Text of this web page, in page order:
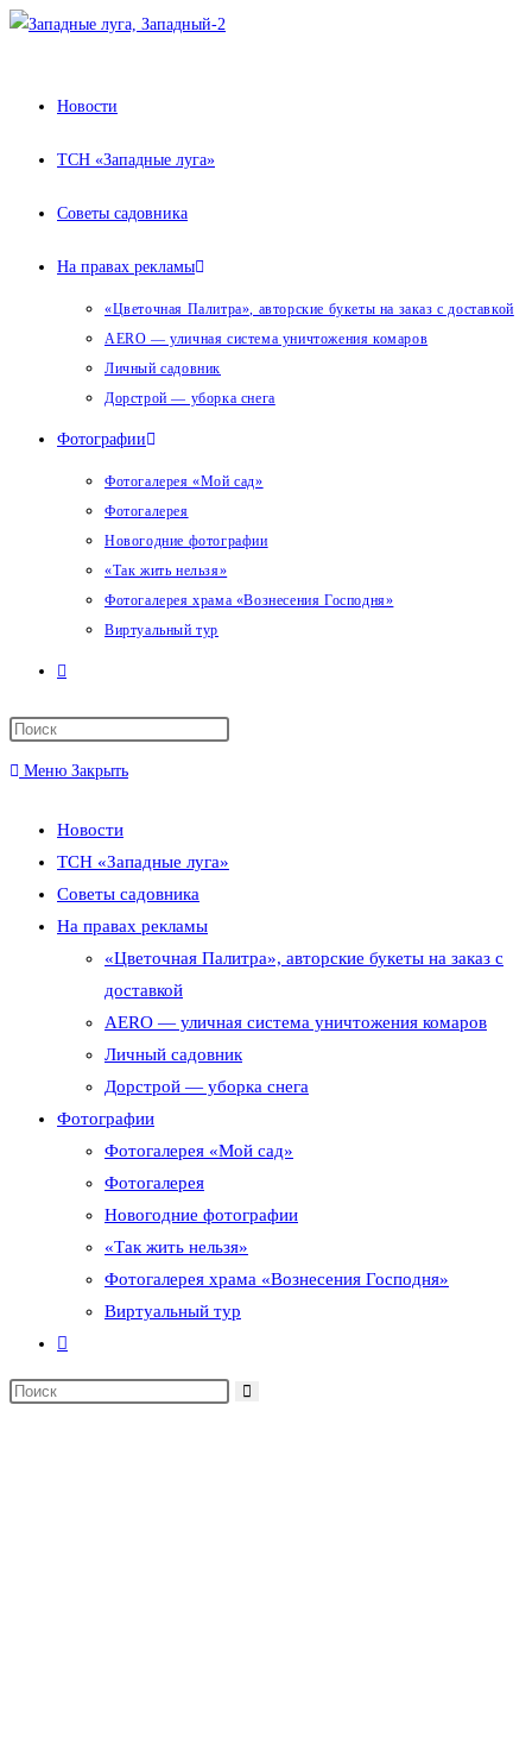
Перейти
Новости
ТСН «Западные луга»
Советы садовника
На правах рекламы
«Цветочная Палитра», авторские букеты на заказ с доставкой
AERO — уличная система уничтожения комаров
Личный садовник
Дорстрой — уборка снега
Фотографии
Фотогалерея «Мой сад»
Фотогалерея
Новогодние фотографии
«Так жить нельзя»
Фотогалерея храма «Вознесения Господня»
Виртуальный тур
Переключить
поиск
по
веб-
сайту
Меню Закрыть
Новости
ТСН «Западные луга»
Советы садовника
На правах рекламы
«Цветочная Палитра», авторские букеты на заказ с
доставкой
AERO — уличная система уничтожения комаров
Личный садовник
Дорстрой — уборка снега
Фотографии
Фотогалерея «Мой сад»
Фотогалерея
Новогодние фотографии
«Так жить нельзя»
Фотогалерея храма «Вознесения Господня»
Виртуальный тур
Переключить
по